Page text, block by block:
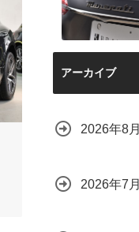
アーカイブ
2026年8月
2026年7月